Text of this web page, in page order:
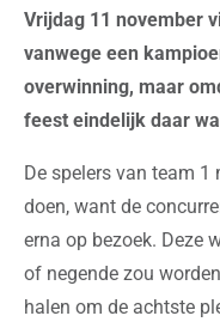
Vrijdag 11 november
vanwege een
overwinning, maar
feest eindelijk daar
De spelers van team
doen, want de
erna op bezoek. Deze
of negende zou
halen om de achtste